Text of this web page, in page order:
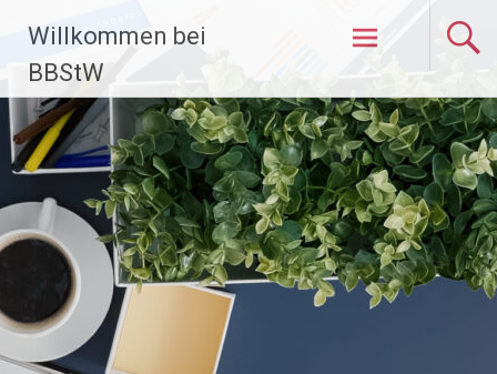
Inhalt
springen
Willkommen bei
BBStW